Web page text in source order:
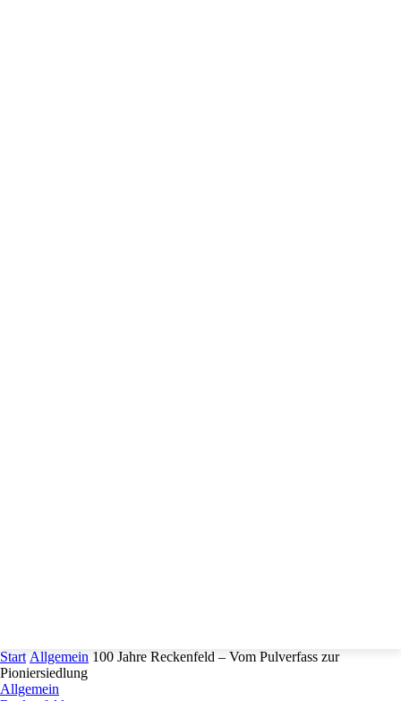
Start Allgemein 100 Jahre Reckenfeld – Vom Pulverfass zur
Pioniersiedlung
Allgemein